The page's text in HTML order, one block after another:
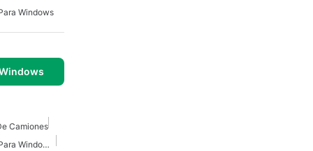
Windows
Camiones
Simulador De Camiones Para Windows 7